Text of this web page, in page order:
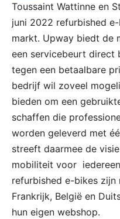
Toussaint Wattinne en
juni 2022 refurbished
markt. Upway biedt de
een servicebeurt direct
tegen een betaalbare
bedrijf wil zoveel
bieden om een
schaffen die
worden geleverd met
streeft daarmee de
mobiliteit voor
refurbished e-bikes
Frankrijk, België en
hun eigen webshop.